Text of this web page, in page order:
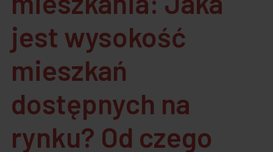
jest wysokość
mieszkań
dostępnych na
rynku? Od czego